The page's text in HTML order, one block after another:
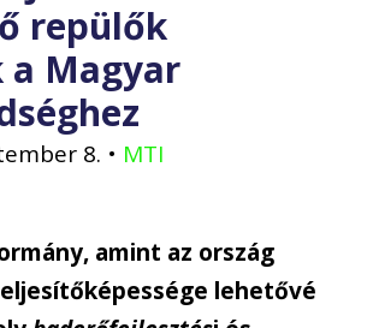
repülők
a Magyar
8. • MTI
amint az ország
lehetővé